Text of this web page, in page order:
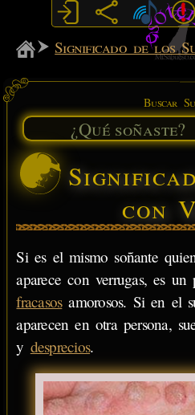
MiSabueso
Significado de los
Buscar
con
Si es el mismo soñante
aparece con verrugas, es un
fracasosamorosos. Si en el
aparecen en otra persona,
y desprecios.